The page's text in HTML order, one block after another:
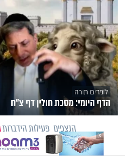
לומדים תורה
הדף היומי: מסכת חולין דף צ"ח
הנצפים פעילות הידברות
וידיאו מגזין
X